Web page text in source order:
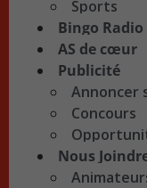
Sports
Bingo Radio
AS de cœur
Publicité
Annoncer
Concours
Nous